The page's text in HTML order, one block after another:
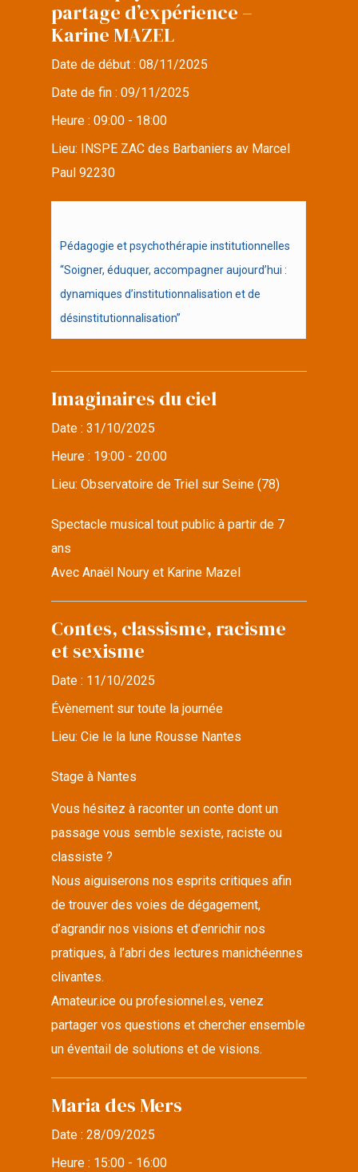
partage d’expérience –
Karine MAZEL
Date de début :08/11/2025
Date de fin :09/11/2025
Heure :09:00 - 18:00
Lieu:
INSPE ZAC des Barbaniers av Marcel
Paul 92230
Pédagogie et psychothérapie institutionnelles
“Soigner, éduquer, accompagner aujourd’hui :
dynamiques d’institutionnalisation et de
désinstitutionnalisation”
Imaginaires du ciel
Date :31/10/2025
Heure : 19:00 - 20:00
Lieu:Observatoire de Triel sur Seine (78)
Spectacle musical tout public à partir de 7
ans
Avec Anaël Noury et Karine Mazel
Contes, classisme, racisme
et sexisme
Date : 11/10/2025
Évènement sur toute la journée
Lieu:Cie le la lune Rousse Nantes
Stage à Nantes
Vous hésitez à raconter un conte dont un
passage vous semble sexiste, raciste ou
classiste ?
Nous aiguiserons nos esprits critiques afin
de trouver des voies de dégagement,
d’agrandir nos visions et d’enrichir nos
pratiques, à l’abri des lectures manichéennes
clivantes.
Amateur.ice ou profesionnel.es, venez
partager vos questions et chercher ensemble
un éventail de solutions et de visions.
Maria des Mers
Date :28/09/2025
Heure : 15:00 - 16:00